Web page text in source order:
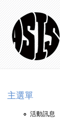
主選單
活動訊息